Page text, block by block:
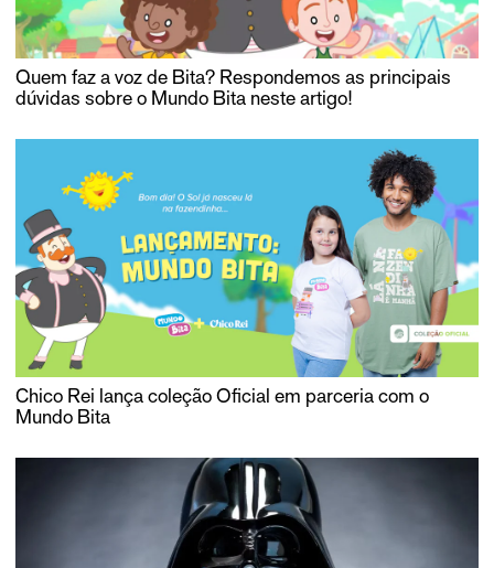
Quem faz a voz de Bita? Respondemos as principais
dúvidas sobre o Mundo Bita neste artigo!
Chico Rei lança coleção Oficial em parceria com o
Mundo Bita